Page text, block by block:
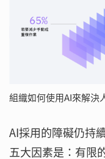
組織如何使用AI來解決
AI採用的障礙仍持
五大因素是：有限